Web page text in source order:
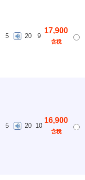
5 20 9
17,900
含稅
5 20 10
16,900
含稅